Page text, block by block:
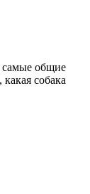
самые общие
собака